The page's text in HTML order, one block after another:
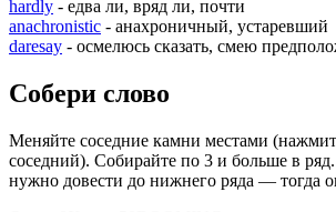
hardly - едва ли, вряд ли, почти
anachronistic - анахроничный, устаревший
daresay - осмелюсь сказать, смею
Собери слово
Меняйте соседние камни местами
соседний). Собирайте по 3 и больше в
нужно довести до нижнего ряда — тогда